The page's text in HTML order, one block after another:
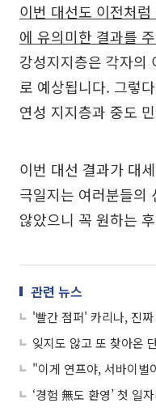
이번 대선도 이전처
에 유의미한 결과를
강성지지층은 각자의
로 예상됩니다. 그렇
연성 지지층과 중도
이번 대선 결과가 대
극일지는 여러분들의
않았으니 꼭 원하는
관련 뉴스
'빨간 점퍼' 카리나, 진
‘경험 無도 환영’ 첫 일